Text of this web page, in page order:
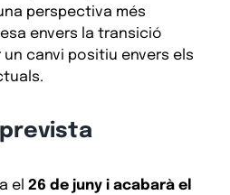
perspectiva més
envers la transició
canvi positiu envers els
el 26 de juny i acabarà el